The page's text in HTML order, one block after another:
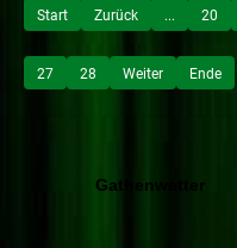
Start Zurück ... 20
27 28 Weiter Ende